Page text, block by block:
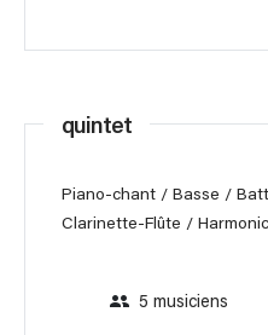
quintet
Piano-chant / Basse /
Clarinette-Flûte /
5 musiciens